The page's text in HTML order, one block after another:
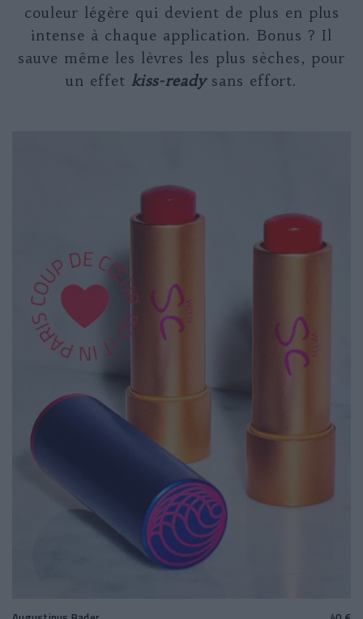
couleur légère qui devient de plus en plus
intense à chaque application. Bonus ? Il
sauve même les lèvres les plus sèches, pour
un effet kiss-readysans effort.